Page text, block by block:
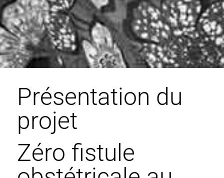
Présentation du
projet
Zéro fistule